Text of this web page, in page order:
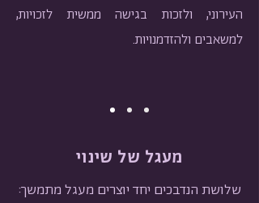
העירוני, ולזכות בגישה ממשית לזכויות,
למשאבים ולהזדמנויות.
מעגל של שינוי
שלושת הנדבכים יחד יוצרים מעגל מתמשך: